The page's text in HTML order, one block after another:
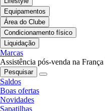
Equipamentos
Área do Clube
Condicionamento físico
Liquidação
Marcas
Assistência pós-venda na França
Pesquisar
Saldos
Boas ofertas
Novidades
Sapatilhas